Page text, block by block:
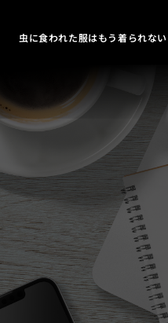
虫に食われた服はもう着られな